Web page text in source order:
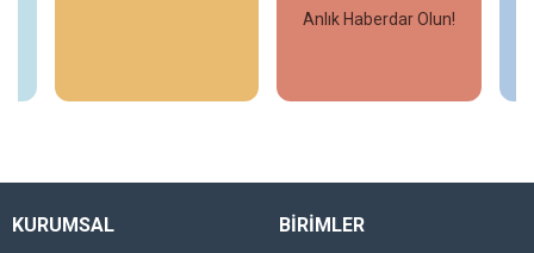
Anlık Haberdar Olun!
KURUMSAL BİRİMLER